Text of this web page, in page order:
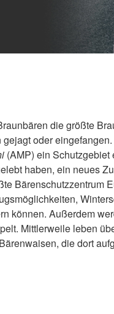
die größte
oder
(AMP) ein Schutzgebiet
haben, ein neues
Bärenschutzzentrum
können. Außerdem
Mittlerweile leben
die dort